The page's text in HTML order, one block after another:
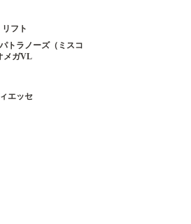
フト
トラノーズ（ミスコ
メガVL
エッセ